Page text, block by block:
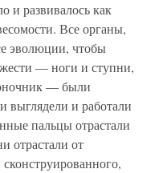
и развивалось как
Все органы,
эволюции, чтобы
— ноги и ступни,
— были
выглядели и работали
пальцы отрастали
отрастали от